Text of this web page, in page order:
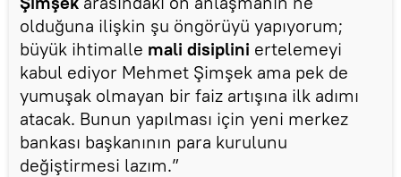
olduğuna ilişkin şu öngörüyü yapıyorum;
büyük ihtimalle mali disiplini ertelemeyi
kabul ediyor Mehmet Şimşek ama pek de
yumuşak olmayan bir faiz artışına ilk adımı
atacak. Bunun yapılması için yeni merkez
bankası başkanının para kurulunu
değiştirmesi lazım.”